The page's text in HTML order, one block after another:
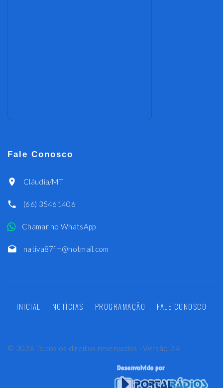
Fale Conosco
Cláudia/MT
(66) 35461406
Chamar no WhatsApp
nativa87fm@hotmail.com
INICIAL NOTÍCIAS PROGRAMAÇÃO FALE CONOSCO
© 2026 Todos os direitos reservados - Versão 2.4